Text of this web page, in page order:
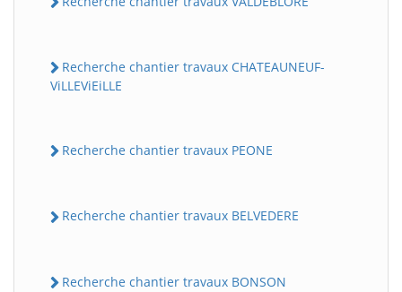
Recherche chantier travaux CHATEAUNEUF-
ViLLEViEiLLE
Recherche chantier travaux PEONE
Recherche chantier travaux BELVEDERE
Recherche chantier travaux BONSON